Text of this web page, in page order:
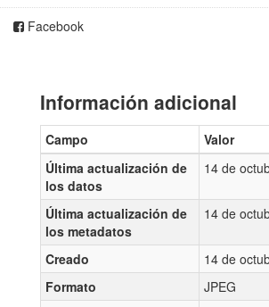
Facebook
Información adicional
Campo
Valor
Última actualización de
los datos
14 de
Última actualización de
los metadatos
14 de
Creado
14 de
Formato
JPEG